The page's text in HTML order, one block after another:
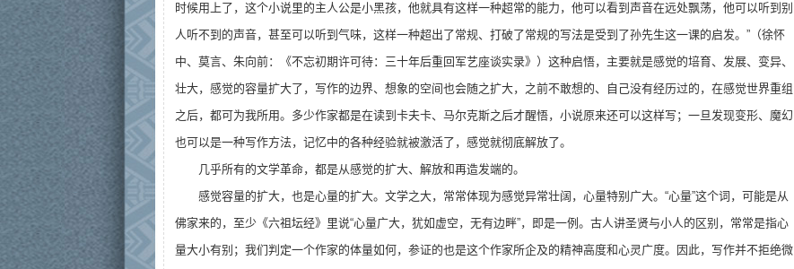
时候用上了，这个小说里的主人公是小黑孩，他就具有这样一种超常的能力，他可以看到声音在远处飘荡，他可以听到别
人听不到的声音，甚至可以听到气味，这样一种超出了常规、打破了常规的写法是受到了孙先生这一课的启发。”（徐怀
中、莫言、朱向前：《不忘初期许可待：三十年后重回军艺座谈实录》）这种启悟，主要就是感觉的培育、发展、变异、
壮大，感觉的容量扩大了，写作的边界、想象的空间也会随之扩大，之前不敢想的、自己没有经历过的，在感觉世界重组
之后，都可为我所用。多少作家都是在读到卡夫卡、马尔克斯之后才醒悟，小说原来还可以这样写；一旦发现变形、魔幻
也可以是一种写作方法，记忆中的各种经验就被激活了，感觉就彻底解放了。
几乎所有的文学革命，都是从感觉的扩大、解放和再造发端的。
感觉容量的扩大，也是心量的扩大。文学之大，常常体现为感觉异常壮阔，心量特别广大。“心量”这个词，可能是从
佛家来的，至少《六祖坛经》里说“心量广大，犹如虚空，无有边畔”，即是一例。古人讲圣贤与小人的区别，常常是指心
量大小有别；我们判定一个作家的体量如何，参证的也是这个作家所企及的精神高度和心灵广度。因此，写作并不拒绝微